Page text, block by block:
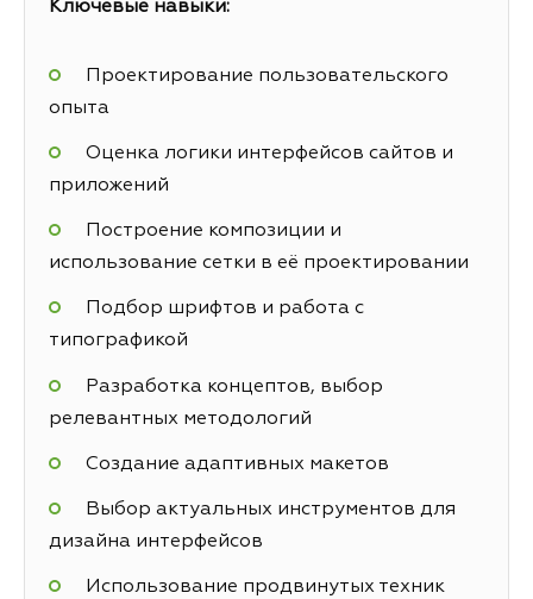
Ключевые навыки:
Проектирование пользовательского
опыта
Оценка логики интерфейсов сайтов и
приложений
Построение композиции и
использование сетки в её проектировании
Подбор шрифтов и работа с
типографикой
Разработка концептов, выбор
релевантных методологий
Создание адаптивных макетов
Выбор актуальных инструментов для
дизайна интерфейсов
Использование продвинутых техник